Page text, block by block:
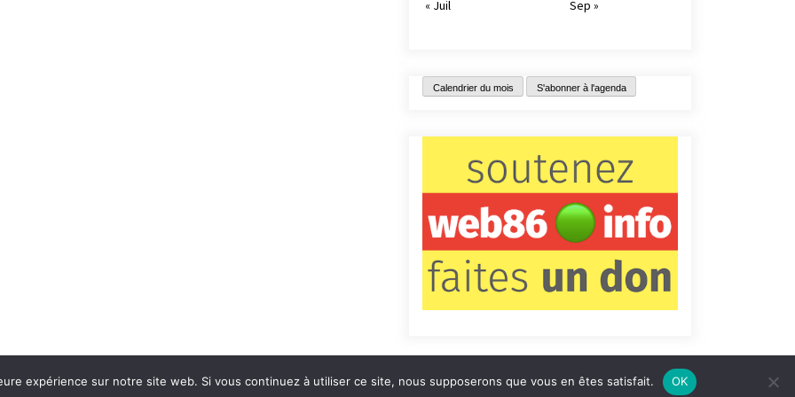
« Juil
Sep »
Calendrier du mois S'abonner à l'agenda
Contact Qui sommes-nous ? Informations légales
expérience sur notre site web. Si vous continuez à utiliser ce site, nous supposerons que vous en êtes satisfait. OK